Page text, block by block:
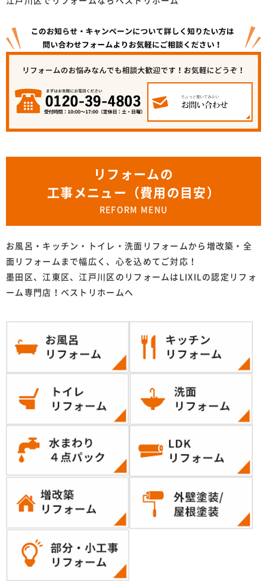
リフォームの
工事メニュー（費用の目安）
REFORM MENU
お風呂・キッチン・トイレ・洗面リフォームから増改築・全
面リフォームまで幅広く、心を込めてご対応！
墨田区、江東区、江戸川区のリフォームはLIXILの認定リフォ
ーム専門店！ベストリホームへ